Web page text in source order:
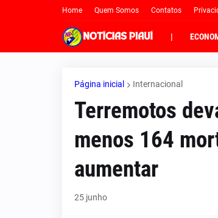
Home Quem Somos Contatos
|
Página inicial Internacional
Terremotos
menos 164
aumentar
25 junho